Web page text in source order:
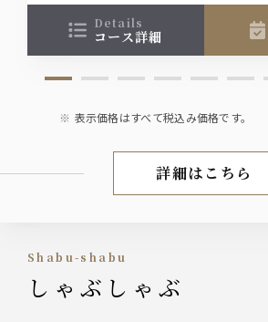
details
コース詳細
表示価格はすべて税込み価格です。
会席御献立
詳細はこちら
Shabu-shabu
しゃぶしゃぶ